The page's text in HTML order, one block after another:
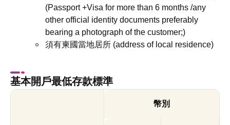
(Passport +Visa for more than 6 months /any
other official identity documents preferably
bearing a photograph of the customer;)
須有柬國當地居所 (address of local residence)
基本開戶最低存款標準
幣別